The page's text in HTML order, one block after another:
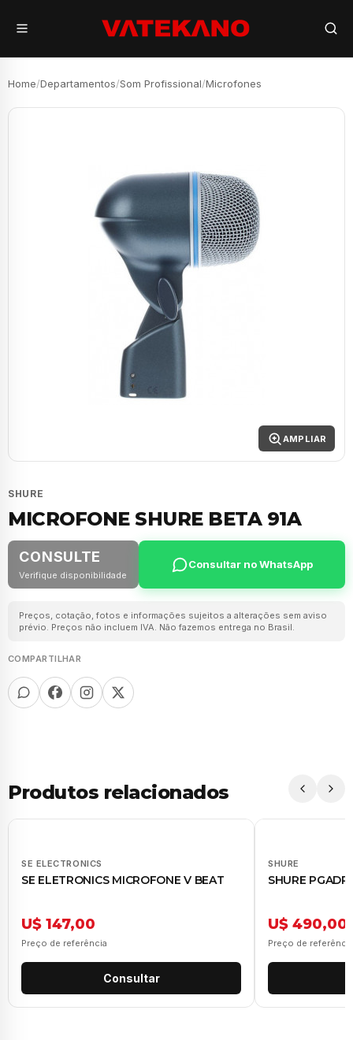
Home/Departamentos/Som Profissional/Microfones
AMPLIAR
SHURE
MICROFONE SHURE BETA 91A
CONSULTE
Verifique disponibilidade
Consultar no WhatsApp
Preços, cotação, fotos e informações sujeitos a alterações sem aviso
prévio. Preços não incluem IVA. Não fazemos entrega no Brasil.
COMPARTILHAR
Produtos relacionados
SE ELECTRONICS
SE ELETRONICS MICROFONE V BEAT
U$ 147,00
Preço de referência
Consultar
SHURE
SHURE
U$ 490,00
Preço de referência